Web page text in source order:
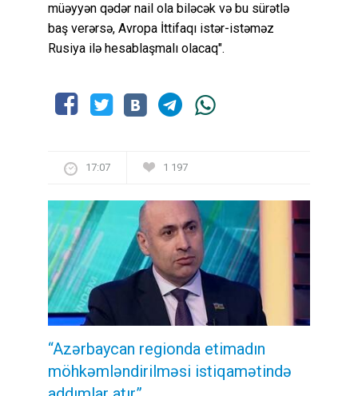
müəyyən qədər nail ola biləcək və bu sürətlə
baş verərsə, Avropa İttifaqı istər-istəməz
Rusiya ilə hesablaşmalı olacaq".
17:07 1 197
“Azərbaycan regionda etimadın
möhkəmləndirilməsi istiqamətində